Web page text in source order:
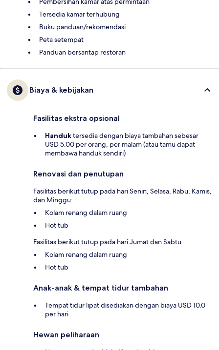
Tersedia kamar terhubung
Buku panduan/rekomendasi
Peta setempat
Panduan bersantap restoran
Biaya & kebijakan
Fasilitas ekstra opsional
Handuktersedia dengan biaya tambahan sebesar
USD 5.00 per orang, per malam (atau tamu dapat
membawa handuk sendiri)
Renovasi dan penutupan
Fasilitas berikut tutup pada hari Senin, Selasa, Rabu, Kamis,
dan Minggu:
Kolam renang dalam ruang
Hot tub
Fasilitas berikut tutup pada hari Jumat dan Sabtu:
Kolam renang dalam ruang
Hot tub
Anak-anak & tempat tidur tambahan
Tempat tidur lipat disediakan dengan biaya USD 10.0
per hari
Hewan peliharaan